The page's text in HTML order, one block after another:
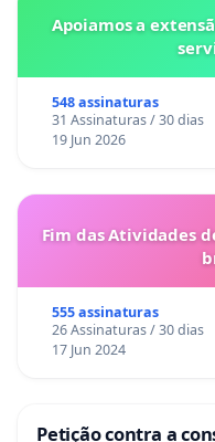
Apoiamos a
548 assinaturas
31 Assinaturas / 30 dias
19 Jun 2026
Fim das Atividades
555 assinaturas
26 Assinaturas / 30 dias
17 Jun 2024
Petição contra a